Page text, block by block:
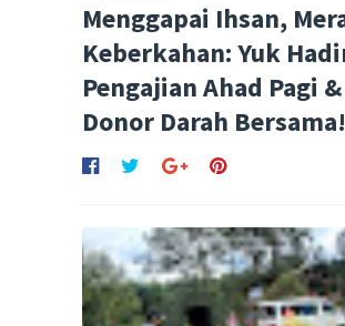
Menggapai Ihsan,
Keberkahan: Yuk
Pengajian Ahad Pagi &
Donor Darah Bersama!